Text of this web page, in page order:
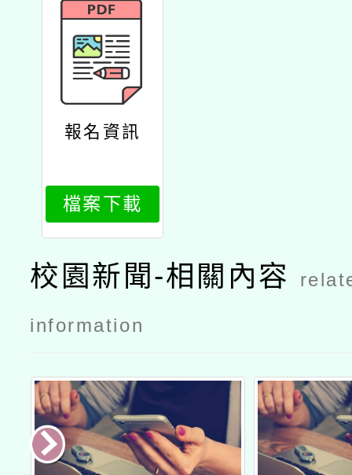
報名資訊
檔案下載
校園新聞-相關內容
information